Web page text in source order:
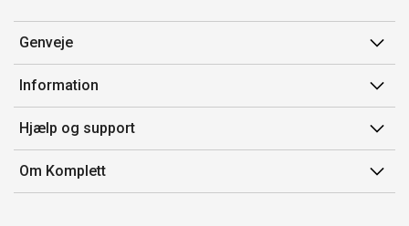
Genveje
Min side
Ordrehistorik
Gavekort
Information
Salgsbetingelser
Mærker/producent
Fortrydelsesret
Hjælp og support
Kontakt os
Kundeservice
Om Komplett